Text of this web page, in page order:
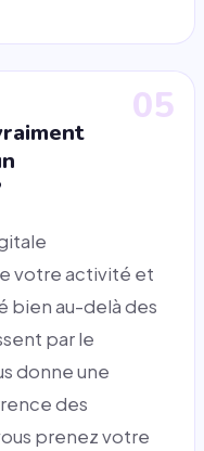
05
votre activité et
bien au-delà des
par le
donne une
des
prenez votre